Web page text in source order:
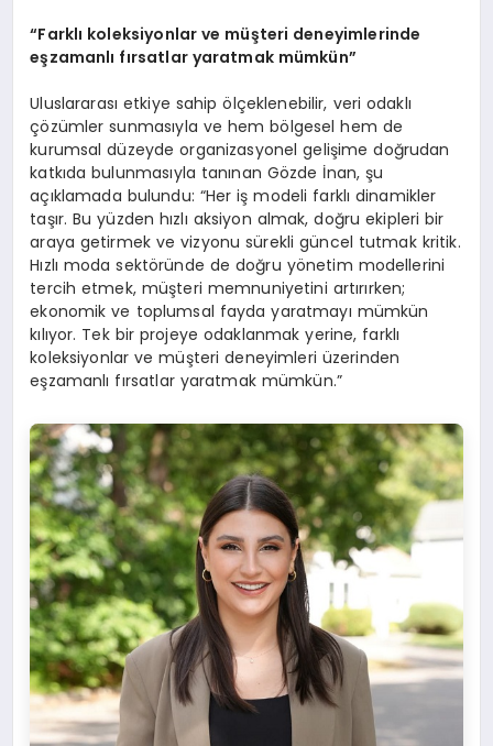
“Farklı koleksiyonlar ve müşteri deneyimlerinde
eşzamanlı fırsatlar yaratmak mümkün”
Uluslararası etkiye sahip ölçeklenebilir, veri odaklı
çözümler sunmasıyla ve hem bölgesel hem de
kurumsal düzeyde organizasyonel gelişime doğrudan
katkıda bulunmasıyla tanınan Gözde İnan, şu
açıklamada bulundu: “Her iş modeli farklı dinamikler
taşır. Bu yüzden hızlı aksiyon almak, doğru ekipleri bir
araya getirmek ve vizyonu sürekli güncel tutmak kritik.
Hızlı moda sektöründe de doğru yönetim modellerini
tercih etmek, müşteri memnuniyetini artırırken;
ekonomik ve toplumsal fayda yaratmayı mümkün
kılıyor. Tek bir projeye odaklanmak yerine, farklı
koleksiyonlar ve müşteri deneyimleri üzerinden
eşzamanlı fırsatlar yaratmak mümkün.”